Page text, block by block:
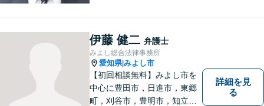
ることはございません。元警
察官の経験を活かした交通事
故事案対応もいたします。
伊藤 健二 弁護士
みよし総合法律事務所
愛知県|みよし市
【初回相談無料】みよし市を
中心に豊田市，日進市，東郷
町，刈谷市，豊明市，知立市
詳細を見
る